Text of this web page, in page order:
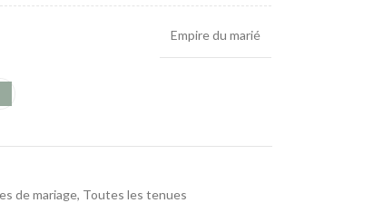
Empire du marié
de mariage, Toutes les tenues